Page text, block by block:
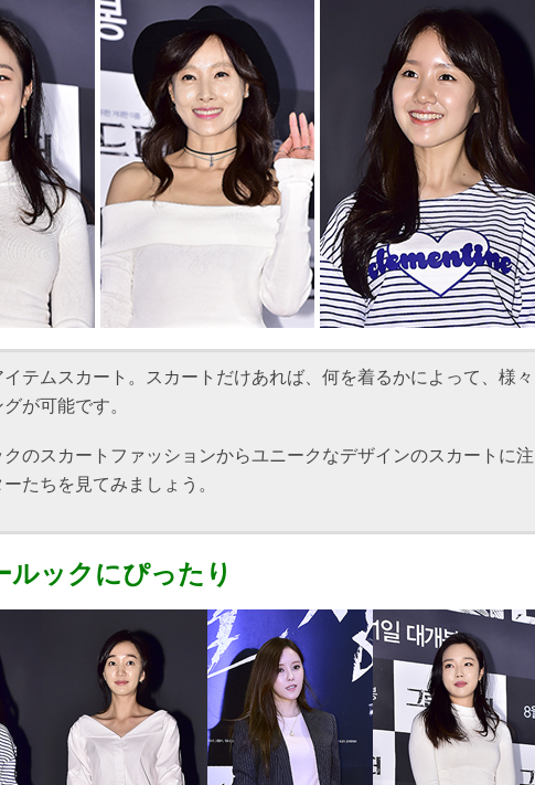
イテムスカート。スカートだけあれば、何を着るかによって、様々
が可能です。
のスカートファッションからユニークなデザインのスカートに注
たちを見てみましょう。
ックにぴったり